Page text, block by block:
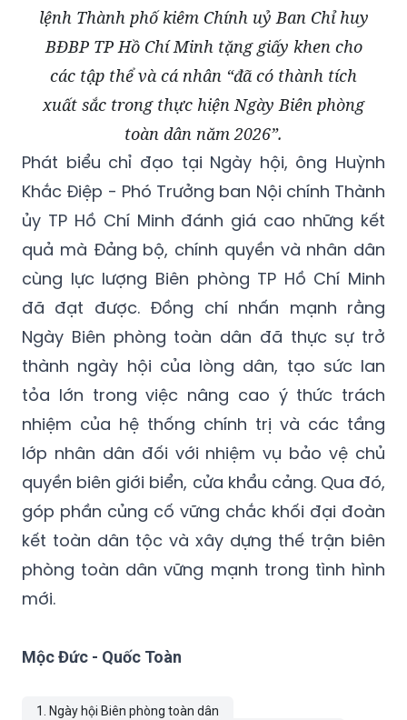
lệnh Thành phố kiêm Chính uỷ Ban Chỉ huy
BĐBP TP Hồ Chí Minh tặng giấy khen cho
các tập thể và cá nhân “đã có thành tích
xuất sắc trong thực hiện Ngày Biên phòng
toàn dân năm 2026”.
Phát biểu chỉ đạo tại Ngày hội, ông Huỳnh
Khắc Điệp - Phó Trưởng ban Nội chính Thành
ủy TP Hồ Chí Minh đánh giá cao những kết
quả mà Đảng bộ, chính quyền và nhân dân
cùng lực lượng Biên phòng TP Hồ Chí Minh
đã đạt được. Đồng chí nhấn mạnh rằng
Ngày Biên phòng toàn dân đã thực sự trở
thành ngày hội của lòng dân, tạo sức lan
tỏa lớn trong việc nâng cao ý thức trách
nhiệm của hệ thống chính trị và các tầng
lớp nhân dân đối với nhiệm vụ bảo vệ chủ
quyền biên giới biển, cửa khẩu cảng. Qua đó,
góp phần củng cố vững chắc khối đại đoàn
kết toàn dân tộc và xây dựng thế trận biên
phòng toàn dân vững mạnh trong tình hình
mới.
Mộc Đức - Quốc Toàn
1. Ngày hội Biên phòng toàn dân